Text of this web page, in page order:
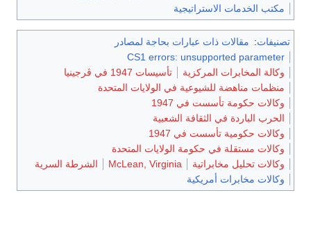
مكتب الخدمات الاستراتيجية
تصنيفات: مقالات ذات عبارات بحاجة لمصادر
CS1 errors: unsupported parameter
وكالة المخابرات المركزية
تأسيسات 1947 في ڤرجينيا
منظمات مناهضة للشيوعية في الولايات المتحدة
وكالات حكومة تأسست في 1947
الحرب الباردة في الثقافة الشعبية
وكالات حكومية تأسست في 1947
وكالات مستقلة في حكومة الولايات المتحدة
وكالات تحليل مخابراتية
McLean, Virginia
الشرطة السرية
وكالات مخابرات أمريكية